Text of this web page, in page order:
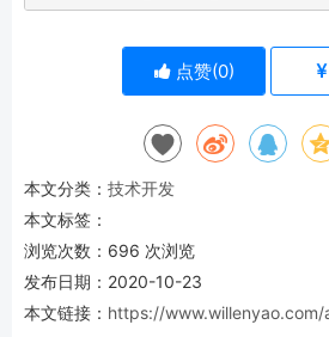
点赞(0)
本文分类： 技术开发
本文标签：
浏览次数： 696 次浏览
发布日期：2020-10-23
本文链接： https://www.willenyao.com/